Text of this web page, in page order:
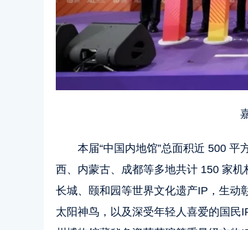
本届“中国内地馆”总面积近 500
西、内蒙古、成都等多地共计 150 家
长城、颐和园等世界文化遗产IP，生动
太阳神鸟，以及深受年轻人喜爱的国